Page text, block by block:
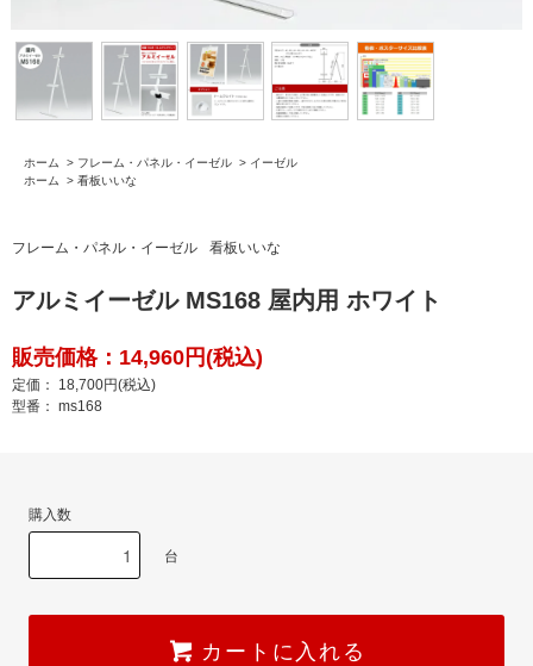
ホーム > フレーム・パネル・イーゼル > イーゼル
ホーム
> 看板いいな
フレーム・パネル・イーゼル 看板いいな
アルミイーゼル MS168 屋内用 ホワイト
販売価格：14,960円(税込)
定価： 18,700円(税込)
型番： ms168
購入数
台
カートに入れる